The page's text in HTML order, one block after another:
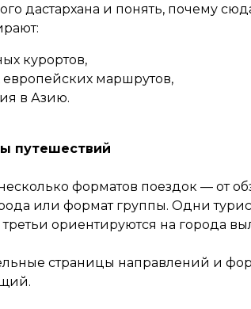
дастархана и понять, почему
курортов,
маршрутов,
в Азию.
путешествий
форматов поездок — от
или формат группы. Одни
ориентируются на города
страницы направлений и